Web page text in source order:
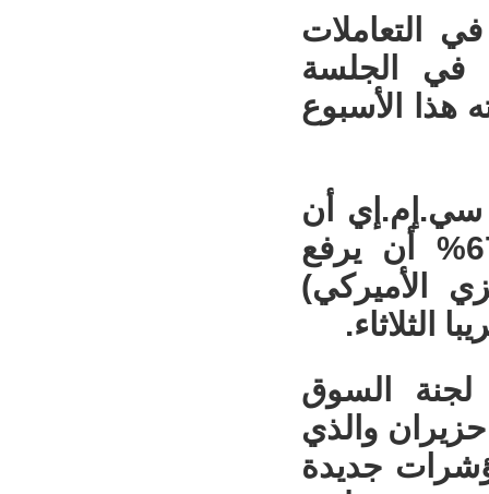
النفط الأميركي بنحو 3% في التعاملات
في الجلسة
هذا الأسبوع
سي.إم.إي أن
الأسواق تتوقع الآن احتمالا يزيد على 67% أن يرفع
الأميركي)
السوق
الاتحادية الذي عقد يومي 16 و17 حزيران والذي
جديدة